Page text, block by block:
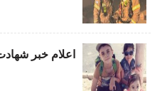
اعلام خبر